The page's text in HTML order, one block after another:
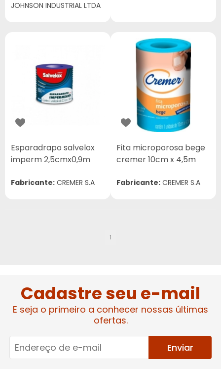
JOHNSON INDUSTRIAL LTDA
Esparadrapo salvelox
imperm 2,5cmx0,9m
Fabricante: CREMER S.A
Fita microporosa bege
cremer 10cm x 4,5m
Fabricante: CREMER S.A
1
Cadastre seu e-mail
E seja o primeiro a conhecer nossas últimas
ofertas.
Enviar